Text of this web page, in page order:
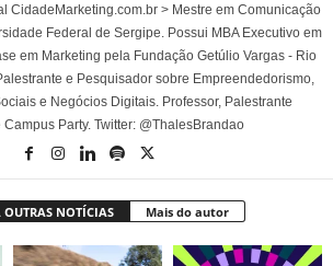
CidadeMarketing.com.br > Mestre em Comunicação
Federal de Sergipe. Possui MBA Executivo em
em Marketing pela Fundação Getúlio Vargas - Rio
e Pesquisador sobre Empreendedorismo,
e Negócios Digitais. Professor, Palestrante
Campus Party. Twitter: @ThalesBrandao
OUTRAS NOTÍCIAS Mais do autor